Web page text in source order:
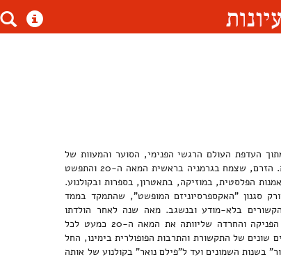
העדפת העולם הרגשי הפנימי, הסוער והמעוות של
האמן על פני תיאור המציאות הריאליסטית החיצונית. הזרם, שצמח בגרמניה בראשית המאה ה-20 והתפשט
הפלסטית, במוזיקה, בתאטרון, בספרות ובקולנוע.
סגנון "האקספרסיוניזם המופשט", שהתמקד בממד
בלא-מודע ובנשגב. מאה שנה לאחר הולדתו
המשיך הדימוי האקספרסיוניסטי להזין את אווירת הפניקה והחרדה שליוותה את המאה ה-20 כמעט לכל
שונים של התקשורת והתרבות הפופולרית בימינו, החל
בשנות השמונים ועד ל"פילם נואר" בקולנוע של אותה